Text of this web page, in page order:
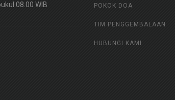
08.00 WIB POKOK DOA
TIM PENGGEMBALAAN
HUBUNGI KAMI